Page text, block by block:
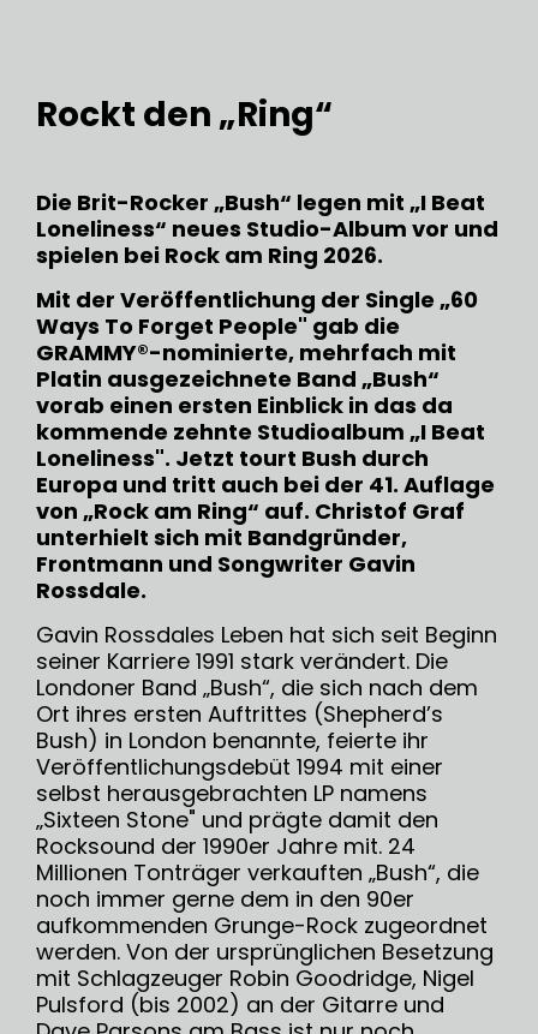
Rockt den „Ring“
Die Brit-Rocker „Bush“ legen mit „I Beat
Loneliness“ neues Studio-Album vor und
spielen bei Rock am Ring 2026.
Mit der Veröffentlichung der Single „60
Ways To Forget People" gab die
GRAMMY®-nominierte, mehrfach mit
Platin ausgezeichnete Band „Bush“
vorab einen ersten Einblick in das da
kommende zehnte Studioalbum „I Beat
Loneliness". Jetzt tourt Bush durch
Europa und tritt auch bei der 41. Auflage
von „Rock am Ring“ auf. Christof Graf
unterhielt sich mit Bandgründer,
Frontmann und Songwriter Gavin
Rossdale.
Gavin Rossdales Leben hat sich seit Beginn
seiner Karriere 1991 stark verändert. Die
Londoner Band „Bush“, die sich nach dem
Ort ihres ersten Auftrittes (Shepherd’s
Bush) in London benannte, feierte ihr
Veröffentlichungsdebüt 1994 mit einer
selbst herausgebrachten LP namens
„Sixteen Stone" und prägte damit den
Rocksound der 1990er Jahre mit. 24
Millionen Tonträger verkauften „Bush“, die
noch immer gerne dem in den 90er
aufkommenden Grunge-Rock zugeordnet
werden. Von der ursprünglichen Besetzung
mit Schlagzeuger Robin Goodridge, Nigel
Pulsford (bis 2002) an der Gitarre und